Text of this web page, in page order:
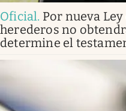
Oficial. Por nueva
herederos no
determine el